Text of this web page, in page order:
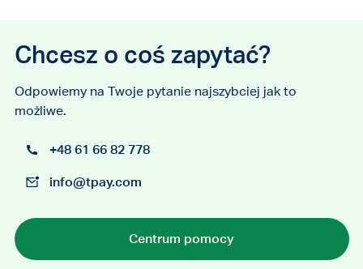
Chcesz o coś zapytać?
Odpowiemy na Twoje pytanie najszybciej jak to
możliwe.
+48 61 66 82 778
info@tpay.com
Centrum pomocy